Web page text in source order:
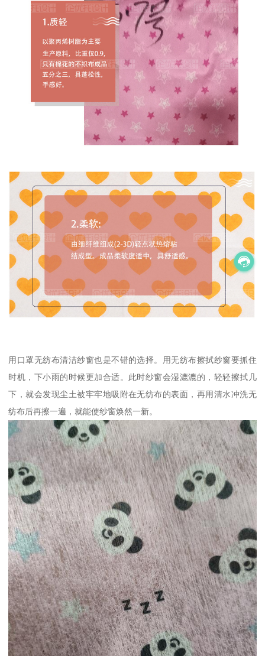
用口罩无纺布清洁纱窗也是不错的选择。用无纺布擦拭纱窗要抓住
时机，下小雨的时候更加合适。此时纱窗会湿漉漉的，轻轻擦拭几
下，就会发现尘土被牢牢地吸附在无纺布的表面，再用清水冲洗无
纺布后再擦一遍，就能使纱窗焕然一新。